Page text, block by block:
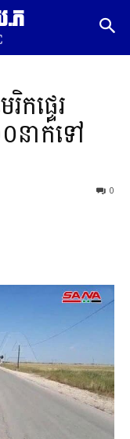
ភ
ផ្ទេរ
នាក់ទៅ
0